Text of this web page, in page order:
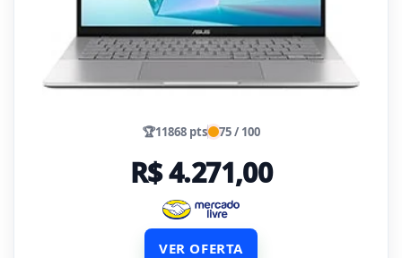
🏆11868 pts 75 / 100
R$ 4.271,00
VER OFERTA